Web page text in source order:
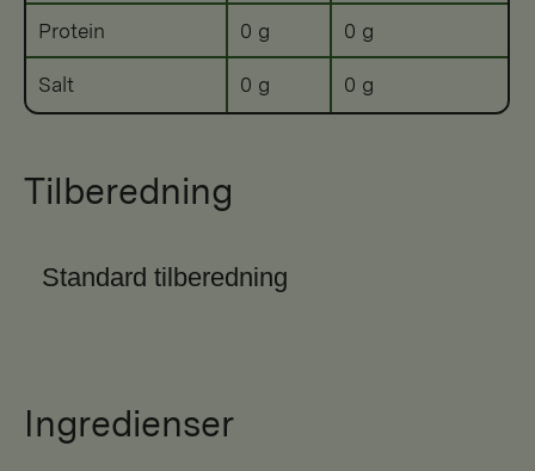
Protein 0 g 0 g
Salt 0 g 0 g
Tilberedning
Standard tilberedning
Ingredienser